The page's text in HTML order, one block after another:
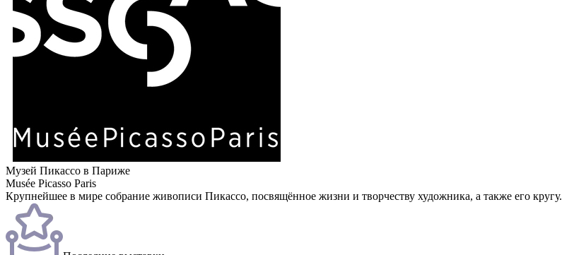
Музей Пикассо в Париже
Musée Picasso Paris
Крупнейшее в мире собрание живописи Пикассо, посвящённое жизни и творчеству художника, а также его кругу.